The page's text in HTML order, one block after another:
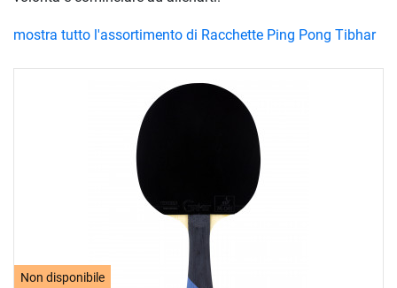
Non disponibile
mostra tutto l'assortimento di Racchette Ping Pong Tibhar